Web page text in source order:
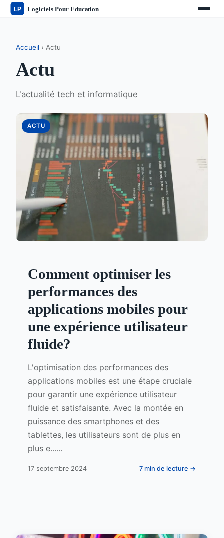
Accueil › Actu
Actu
L'actualité tech et informatique
ACTU
Comment optimiser les
performances des
applications mobiles pour
une expérience utilisateur
fluide?
L'optimisation des performances des
applications mobiles est une étape cruciale
pour garantir une expérience utilisateur
fluide et satisfaisante. Avec la montée en
puissance des smartphones et des
tablettes, les utilisateurs sont de plus en
plus e......
17 septembre 2024 7 min de lecture →